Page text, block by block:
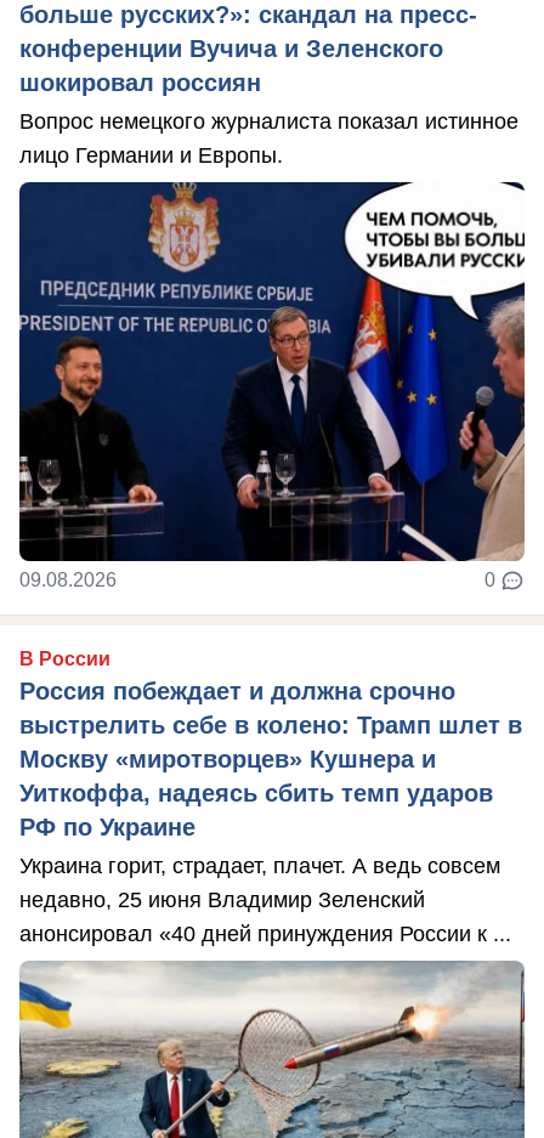
больше русских?»: скандал на пресс-
конференции Вучича и Зеленского
шокировал россиян
Вопрос немецкого журналиста показал истинное
лицо Германии и Европы.
09.08.2026 0
В России
Россия побеждает и должна срочно
выстрелить себе в колено: Трамп шлет в
Москву «миротворцев» Кушнера и
Уиткоффа, надеясь сбить темп ударов
РФ по Украине
Украина горит, страдает, плачет. А ведь совсем
недавно, 25 июня Владимир Зеленский
анонсировал «40 дней принуждения России к ...